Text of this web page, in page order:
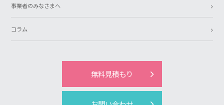
事業者のみなさまへ
コラム
無料見積もり